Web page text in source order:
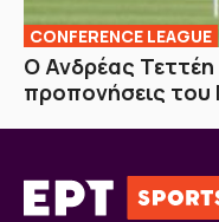
CONFERENCE LEAGUE
Ο Ανδρέας
προπονήσεις